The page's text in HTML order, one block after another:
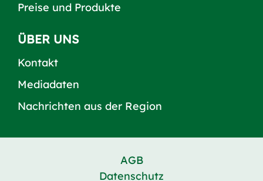
Preise und Produkte
ÜBER UNS
Kontakt
Mediadaten
Nachrichten aus der Region
AGB
Datenschutz